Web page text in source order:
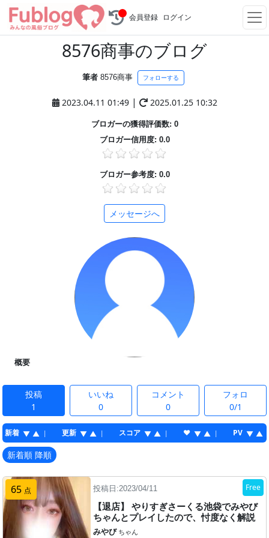
会員登録 ログイン
8576商事のブログ
筆者 8576商事 フォローする
2023.04.11 01:49 | 2025.01.25 10:32
ブロガーの獲得評価数: 0
ブロガー信用度: 0.0
ブロガー参考度: 0.0
概要
投稿
1
いいね
0
コメント
0
フォロ
0/1
新着 ▼ ▲ | 更新 ▼ ▲ | スコア ▼ ▲ | ♥ ▼ ▲ | PV ▼ ▲
新着順 降順
65 点 投稿日:2023/04/11 Free
【退店】 やりすぎさーくる池袋でみやび
ちゃんとプレイしたので、忖度なく解説
します！
みやび ちゃん